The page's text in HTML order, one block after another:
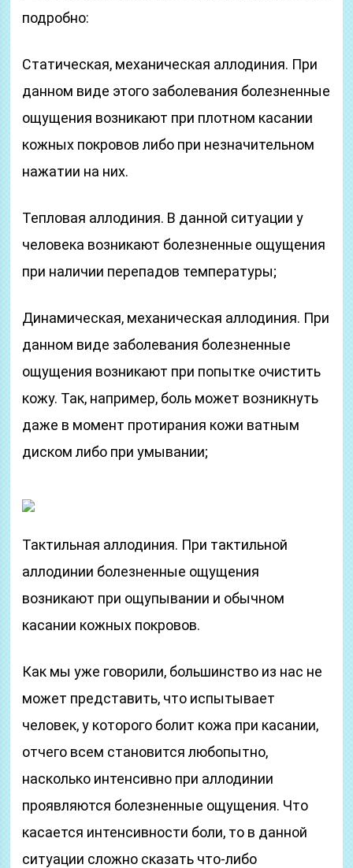
подробно:
Статическая, механическая аллодиния. При
данном виде этого заболевания болезненные
ощущения возникают при плотном касании
кожных покровов либо при незначительном
нажатии на них.
Тепловая аллодиния. В данной ситуации у
человека возникают болезненные ощущения
при наличии перепадов температуры;
Динамическая, механическая аллодиния. При
данном виде заболевания болезненные
ощущения возникают при попытке очистить
кожу. Так, например, боль может возникнуть
даже в момент протирания кожи ватным
диском либо при умывании;
Тактильная аллодиния. При тактильной
аллодинии болезненные ощущения
возникают при ощупывании и обычном
касании кожных покровов.
Как мы уже говорили, большинство из нас не
может представить, что испытывает
человек, у которого болит кожа при касании,
отчего всем становится любопытно,
насколько интенсивно при аллодинии
проявляются болезненные ощущения. Что
касается интенсивности боли, то в данной
ситуации сложно сказать что-либо